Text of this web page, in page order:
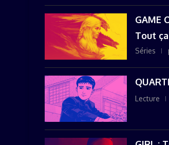
GAME
Tout
Séries
Lecture